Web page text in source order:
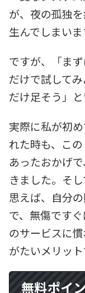
が、夜の孤独
生んでしまいま
ですが、「ま
だけで試して
だけ足そう」
実際に私が初
れた時も、こ
あったおかげ
きました。そ
思えば、自分
で、無傷です
のサービスに
がたいメリット
無料ポイ